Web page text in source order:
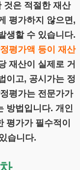
것은 적절한 재산
평가하지 않으면,
생할 수 있습니다.
평가액 등이 재산
재산이 실제로 거
이고, 공시가는 정
평가는 전문가가
방법입니다. 개인
평가가 필수적이
습니다.